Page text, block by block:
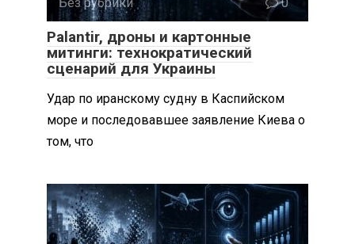
Palantir, дроны и картонные
митинги: технократический
сценарий для Украины
Удар по иранскому судну в Каспийском
море и последовавшее заявление Киева о
том, что